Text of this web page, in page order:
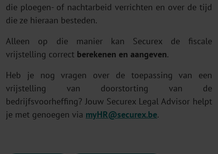
die ploegen- of nachtarbeid verrichten en over de tijd
die ze hieraan besteden.
Alleen op die manier kan Securex de fiscale
vrijstelling correct berekenen en aangeven.
Heb je nog vragen over de toepassing van een
vrijstelling van doorstorting van de
bedrijfsvoorheffing? Jouw Securex Legal Advisor helpt
je met genoegen via myHR@securex.be.